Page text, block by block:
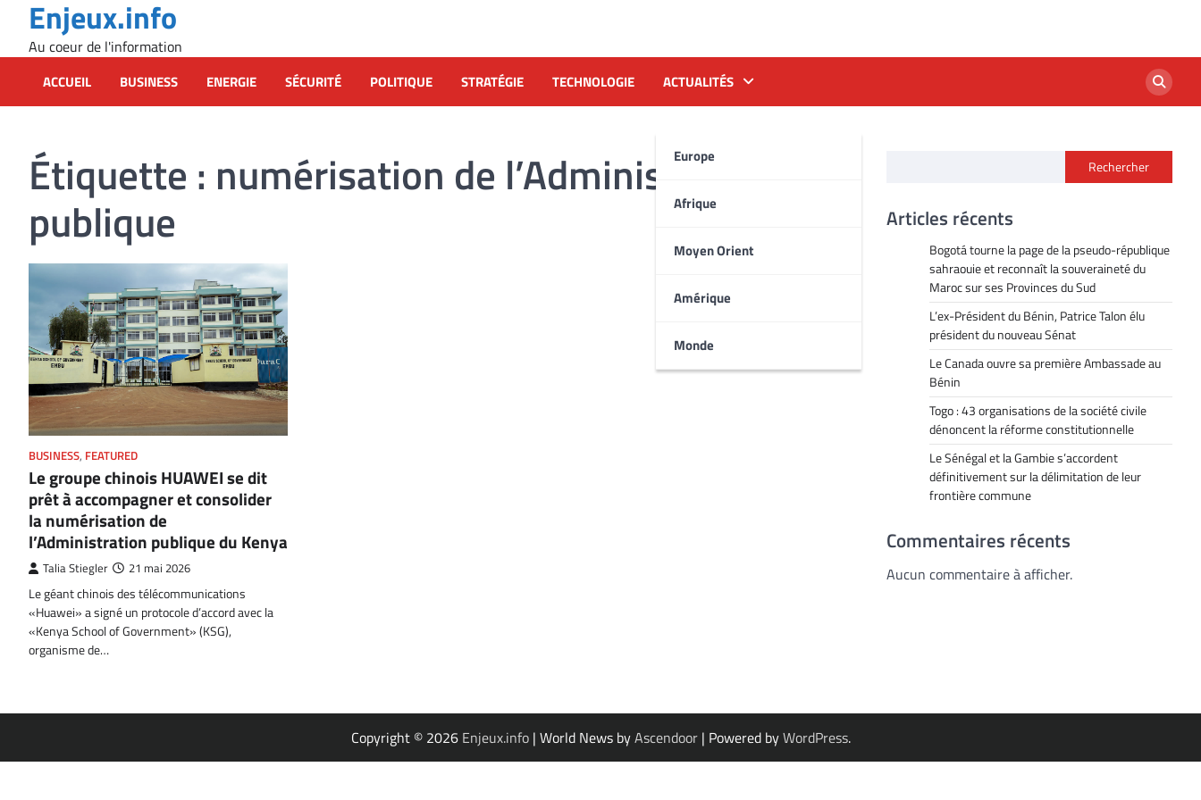
content
Enjeux.info
Au coeur de l'information
ACCUEIL BUSINESS ENERGIE SÉCURITÉ POLITIQUE STRATÉGIE TECHNOLOGIE ACTUALITÉS
Europe
Afrique
Moyen Orient
Amérique
Monde
Étiquette : numérisation de l’Administration
publique
BUSINESS, FEATURED
Le groupe chinois HUAWEI se dit
prêt à accompagner et consolider
la numérisation de
l’Administration publique du Kenya
Talia Stiegler 21 mai 2026
Le géant chinois des télécommunications
«Huawei» a signé un protocole d’accord avec la
«Kenya School of Government» (KSG),
organisme de…
Rechercher
Articles récents
Bogotá tourne la page de la pseudo-république
sahraouie et reconnaît la souveraineté du
Maroc sur ses Provinces du Sud
L’ex-Président du Bénin, Patrice Talon élu
président du nouveau Sénat
Le Canada ouvre sa première Ambassade au
Bénin
Togo : 43 organisations de la société civile
dénoncent la réforme constitutionnelle
Le Sénégal et la Gambie s’accordent
définitivement sur la délimitation de leur
frontière commune
Commentaires récents
Aucun commentaire à afficher.
Copyright © 2026 Enjeux.info| World News byAscendoor| Powered byWordPress.